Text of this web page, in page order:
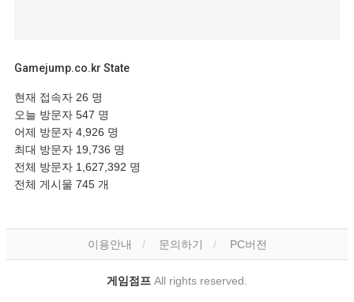
Gamejump.co.kr State
현재 접속자 26 명
오늘 방문자 547 명
어제 방문자 4,926 명
최대 방문자 19,736 명
전체 방문자 1,627,392 명
전체 게시물 745 개
이용안내 문의하기 PC버전
게임점프 All rights reserved.